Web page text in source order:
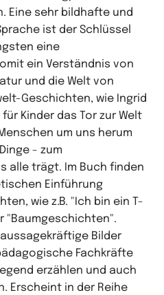
Eine sehr bildhafte und
ist der Schlüssel
eine
ein Verständnis von
und die Welt von
Geschichten, wie Ingrid
Kinder das Tor zur Welt
um uns herum
- zum
alle trägt. Im Buch finden
Einführung
wie z.B. "Ich bin ein T-
"Baumgeschichten".
Bilder
Fachkräfte
erzählen und auch
Erscheint in der Reihe